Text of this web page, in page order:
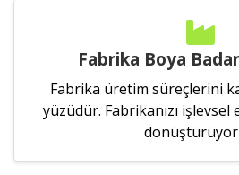
Fabrika Boya
Fabrika üretim süreçlerini
yüzüdür. Fabrikanızı